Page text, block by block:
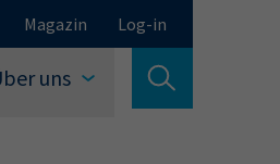
uns
Magazin Log-in
Suche verlassen